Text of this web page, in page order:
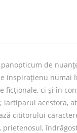
de
inspirațienu numai
ficționale, ci și în
iartiparul acestora,
cititorului
prietenosul,